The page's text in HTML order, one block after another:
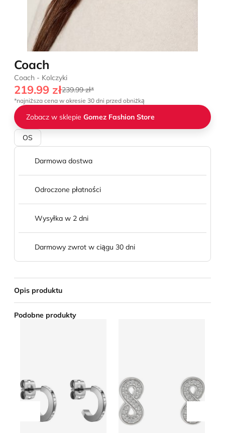
Coach
Coach - Kolczyki
219.99 zł239.99 zł*
*najniższa cena w okresie 30 dni przed obniżką
Zobacz w sklepie Gomez Fashion Store
OS
Darmowa dostwa
Odroczone płatności
Wysyłka w 2 dni
Darmowy zwrot w ciągu 30 dni
Opis produktu
Podobne produkty
Przesuń w lewo